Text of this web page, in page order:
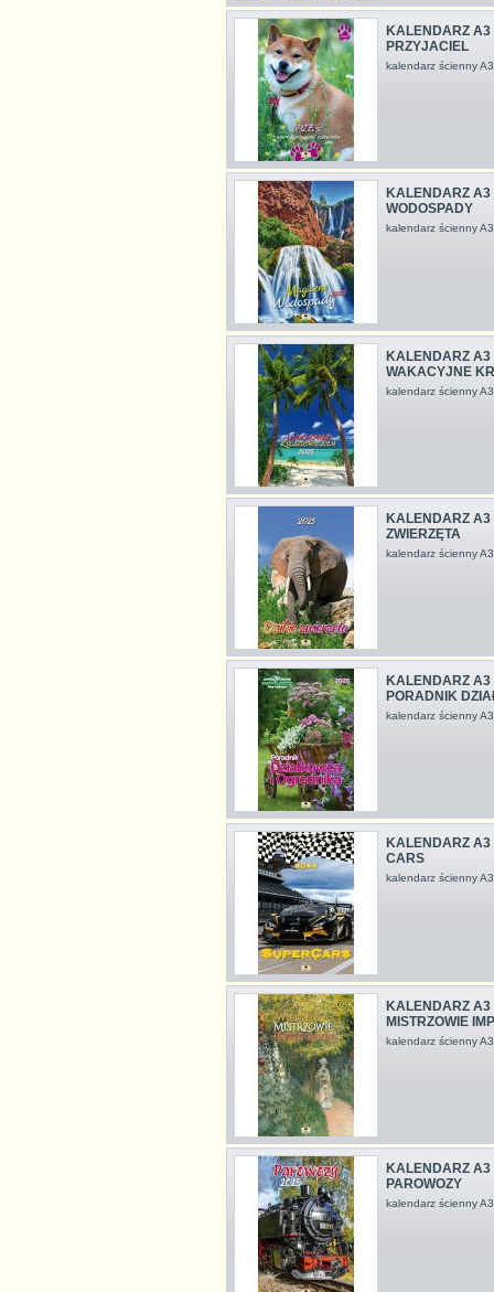
KALENDARZ A3
PRZYJACIEL
kalendarz ścienny
KALENDARZ A3
WODOSPADY
kalendarz ścienny
KALENDARZ A3
WAKACYJNE
kalendarz ścienny
KALENDARZ A3
ZWIERZĘTA
kalendarz ścienny
KALENDARZ A3
PORADNIK
kalendarz ścienny
KALENDARZ A3
CARS
kalendarz ścienny
KALENDARZ A3
MISTRZOWIE
kalendarz ścienny
KALENDARZ A3
PAROWOZY
kalendarz ścienny